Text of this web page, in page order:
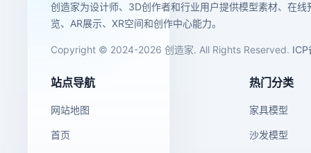
创造家为设计师、3D创作者和行业用户提供模型素材、在线
览、AR展示、XR空间和创作中心能力。
Copyright © 2024-2026 创造家. All Rights Reserved. ICP
站点导航
网站地图
首页
热门分类
家具模型
沙发模型